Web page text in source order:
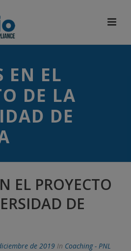
EN EL
DE LA
DE
EL PROYECTO
DE
de 2019 In Coaching - PNL